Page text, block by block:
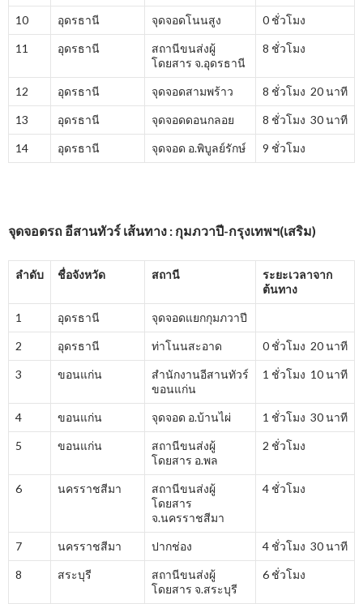
10 อุดรธานี จุดจอดโนนสูง 0 ชั่วโมง
11 อุดรธานี
สถานีขนส่งผู้
โดยสาร จ.อุดรธานี
8 ชั่วโมง
12 อุดรธานี จุดจอดสามพร้าว 8 ชั่วโมง 20 นาที
13 อุดรธานี จุดจอดดอนกลอย 8 ชั่วโมง 30 นาที
14 อุดรธานี จุดจอด อ.พิบูลย์รักษ์ 9 ชั่วโมง
จุดจอดรถ อีสานทัวร์ เส้นทาง : กุมภวาปี-กรุงเทพฯ(เสริม)
ลำดับ ชื่อจังหวัด สถานี
ระยะเวลาจาก
ต้นทาง
1 อุดรธานี จุดจอดแยกกุมภวาปี
2 อุดรธานี ท่าโนนสะอาด 0 ชั่วโมง 20 นาที
3 ขอนแก่น
สำนักงานอีสานทัวร์
ขอนแก่น
1 ชั่วโมง 10 นาที
4 ขอนแก่น จุดจอด อ.บ้านไผ่ 1 ชั่วโมง 30 นาที
5 ขอนแก่น
สถานีขนส่งผู้
โดยสาร อ.พล
2 ชั่วโมง
6 นครราชสีมา
สถานีขนส่งผู้
โดยสาร
จ.นครราชสีมา
4 ชั่วโมง
7 นครราชสีมา ปากช่อง 4 ชั่วโมง 30 นาที
8 สระบุรี
สถานีขนส่งผู้
โดยสาร จ.สระบุรี
6 ชั่วโมง